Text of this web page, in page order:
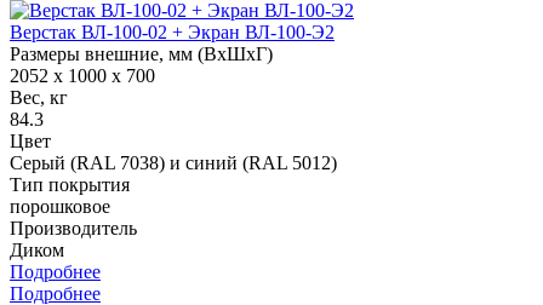
Верстак ВЛ-100-02 + Экран ВЛ-100-Э2
Размеры внешние, мм (ВхШхГ)
2052 x 1000 x 700
Вес, кг
84.3
Цвет
Серый (RAL 7038) и синий (RAL 5012)
Тип покрытия
порошковое
Производитель
Диком
Подробнее
Подробнее